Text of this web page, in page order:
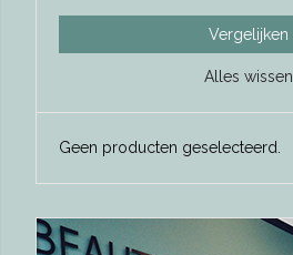
Vergelijken
Alles wissen
Geen producten geselecteerd.